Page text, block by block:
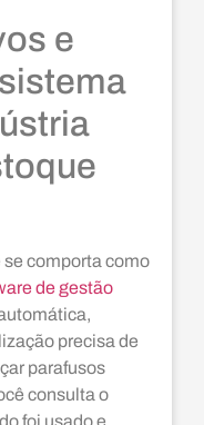
e
comporta como
de gestão
precisa de
parafusos
consulta o